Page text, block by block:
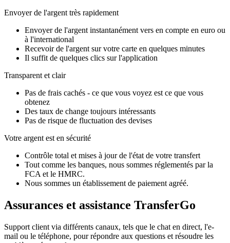
Envoyer de l'argent très rapidement
Envoyer de l'argent instantanément vers en compte en euro ou
à l'international
Recevoir de l'argent sur votre carte en quelques minutes
Il suffit de quelques clics sur l'application
Transparent et clair
Pas de frais cachés - ce que vous voyez est ce que vous
obtenez
Des taux de change toujours intéressants
Pas de risque de fluctuation des devises
Votre argent est en sécurité
Contrôle total et mises à jour de l'état de votre transfert
Tout comme les banques, nous sommes réglementés par la
FCA et le HMRC.
Nous sommes un établissement de paiement agréé.
Assurances et assistance TransferGo
Support client via différents canaux, tels que le chat en direct, l'e-
mail ou le téléphone, pour répondre aux questions et résoudre les